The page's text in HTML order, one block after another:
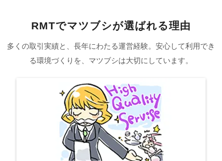
RMTでマツブシが選ばれる理由
多くの取引実績と、長年にわたる運営経験。安心して利用でき
る環境づくりを、マツブシは大切にしています。